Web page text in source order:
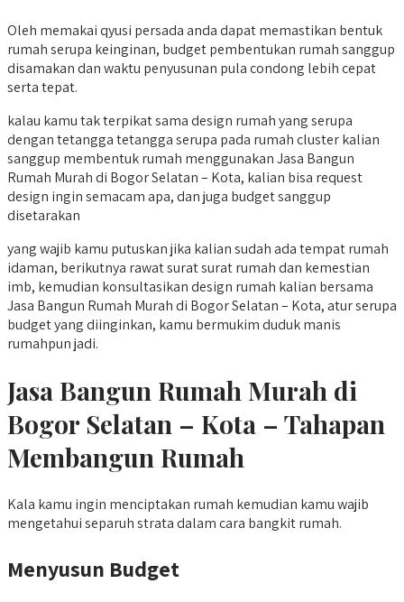
Oleh memakai qyusi persada anda dapat memastikan bentuk
rumah serupa keinginan, budget pembentukan rumah sanggup
disamakan dan waktu penyusunan pula condong lebih cepat
serta tepat.
kalau kamu tak terpikat sama design rumah yang serupa
dengan tetangga tetangga serupa pada rumah cluster kalian
sanggup membentuk rumah menggunakan Jasa Bangun
Rumah Murah di Bogor Selatan – Kota, kalian bisa request
design ingin semacam apa, dan juga budget sanggup
disetarakan
yang wajib kamu putuskan jika kalian sudah ada tempat rumah
idaman, berikutnya rawat surat surat rumah dan kemestian
imb, kemudian konsultasikan design rumah kalian bersama
Jasa Bangun Rumah Murah di Bogor Selatan – Kota, atur serupa
budget yang diinginkan, kamu bermukim duduk manis
rumahpun jadi.
Jasa Bangun Rumah Murah di
Bogor Selatan – Kota – Tahapan
Membangun Rumah
Kala kamu ingin menciptakan rumah kemudian kamu wajib
mengetahui separuh strata dalam cara bangkit rumah.
Menyusun Budget